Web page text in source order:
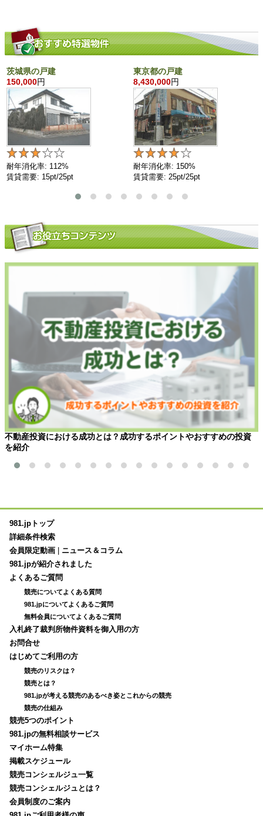
茨城県の戸建
150,000円
耐年消化率: 112%
賃貸需要: 15pt/25pt
東京都の戸建
8,430,000円
耐年消化率: 150%
賃貸需要: 25pt/25pt
不動産投資における成功とは？成功するポイントやおすすめの投資
を紹介
981.jpトップ
詳細条件検索
会員限定動画
ニュース＆コラム
981.jpが紹介されました
よくあるご質問
競売についてよくある質問
981.jpについてよくあるご質問
無料会員についてよくあるご質問
入札終了裁判所物件資料を御入用の方
お問合せ
はじめてご利用の方
競売のリスクは？
競売とは？
981.jpが考える競売のあるべき姿とこれからの競売
競売の仕組み
競売5つのポイント
981.jpの無料相談サービス
マイホーム特集
掲載スケジュール
競売コンシェルジュ一覧
競売コンシェルジュとは？
会員制度のご案内